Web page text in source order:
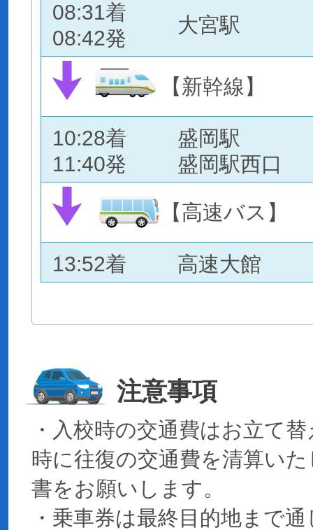
08:31着
08:42発
大宮駅
【新幹線】
10:28着
11:40発
盛岡駅
盛岡駅西口
【高速バス】
13:52着 高速大館
注意事項
・入校時の交通費はお立て
時に往復の交通費を清算い
書をお願いします。
・乗車券は最終目的地まで